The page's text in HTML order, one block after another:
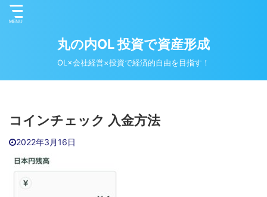
丸の内OL 投資で資産形成
OL×会社経営×投資で経済的自由を目指す！
コインチェック 入金方法
2022年3月16日